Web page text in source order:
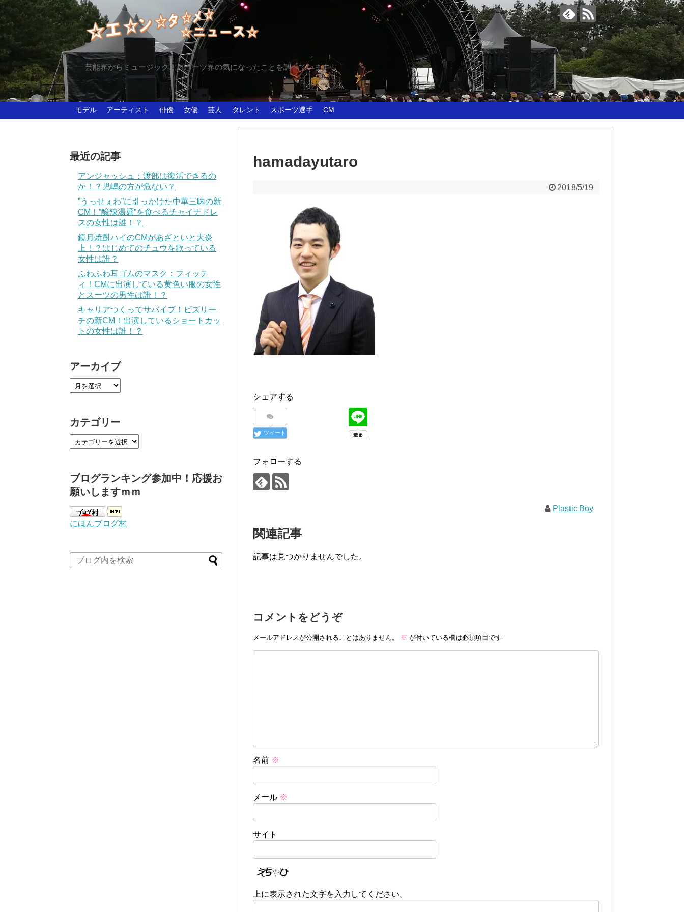
芸能界からミュージック、スポーツ界の気になったことを調べています！
モデル アーティスト 俳優 女優 芸人 タレント スポーツ選手 CM
hamadayutaro
2018/5/19
シェアする
ツイート
フォローする
Plastic Boy
関連記事
記事は見つかりませんでした。
コメントをどうぞ
メールアドレスが公開されることはありません。 ※ が付いている欄は必須項目です
名前 ※
メール ※
サイト
上に表示された文字を入力してください。
最近の記事
アンジャッシュ：渡部は復活できるの
か！？児嶋の方が危ない？
”うっせぇわ”に引っかけた中華三昧の新
CM！”酸辣湯麺”を食べるチャイナドレ
スの女性は誰！？
鏡月焼酎ハイのCMがあざといと大炎
上！？はじめてのチュウを歌っている
女性は誰？
ふわふわ耳ゴムのマスク：フィッテ
ィ！CMに出演している黄色い服の女性
とスーツの男性は誰！？
キャリアつくってサバイブ！ビズリー
チの新CM！出演しているショートカッ
トの女性は誰！？
アーカイブ
カテゴリー
ブログランキング参加中！応援お
願いしますｍｍ
にほんブログ村